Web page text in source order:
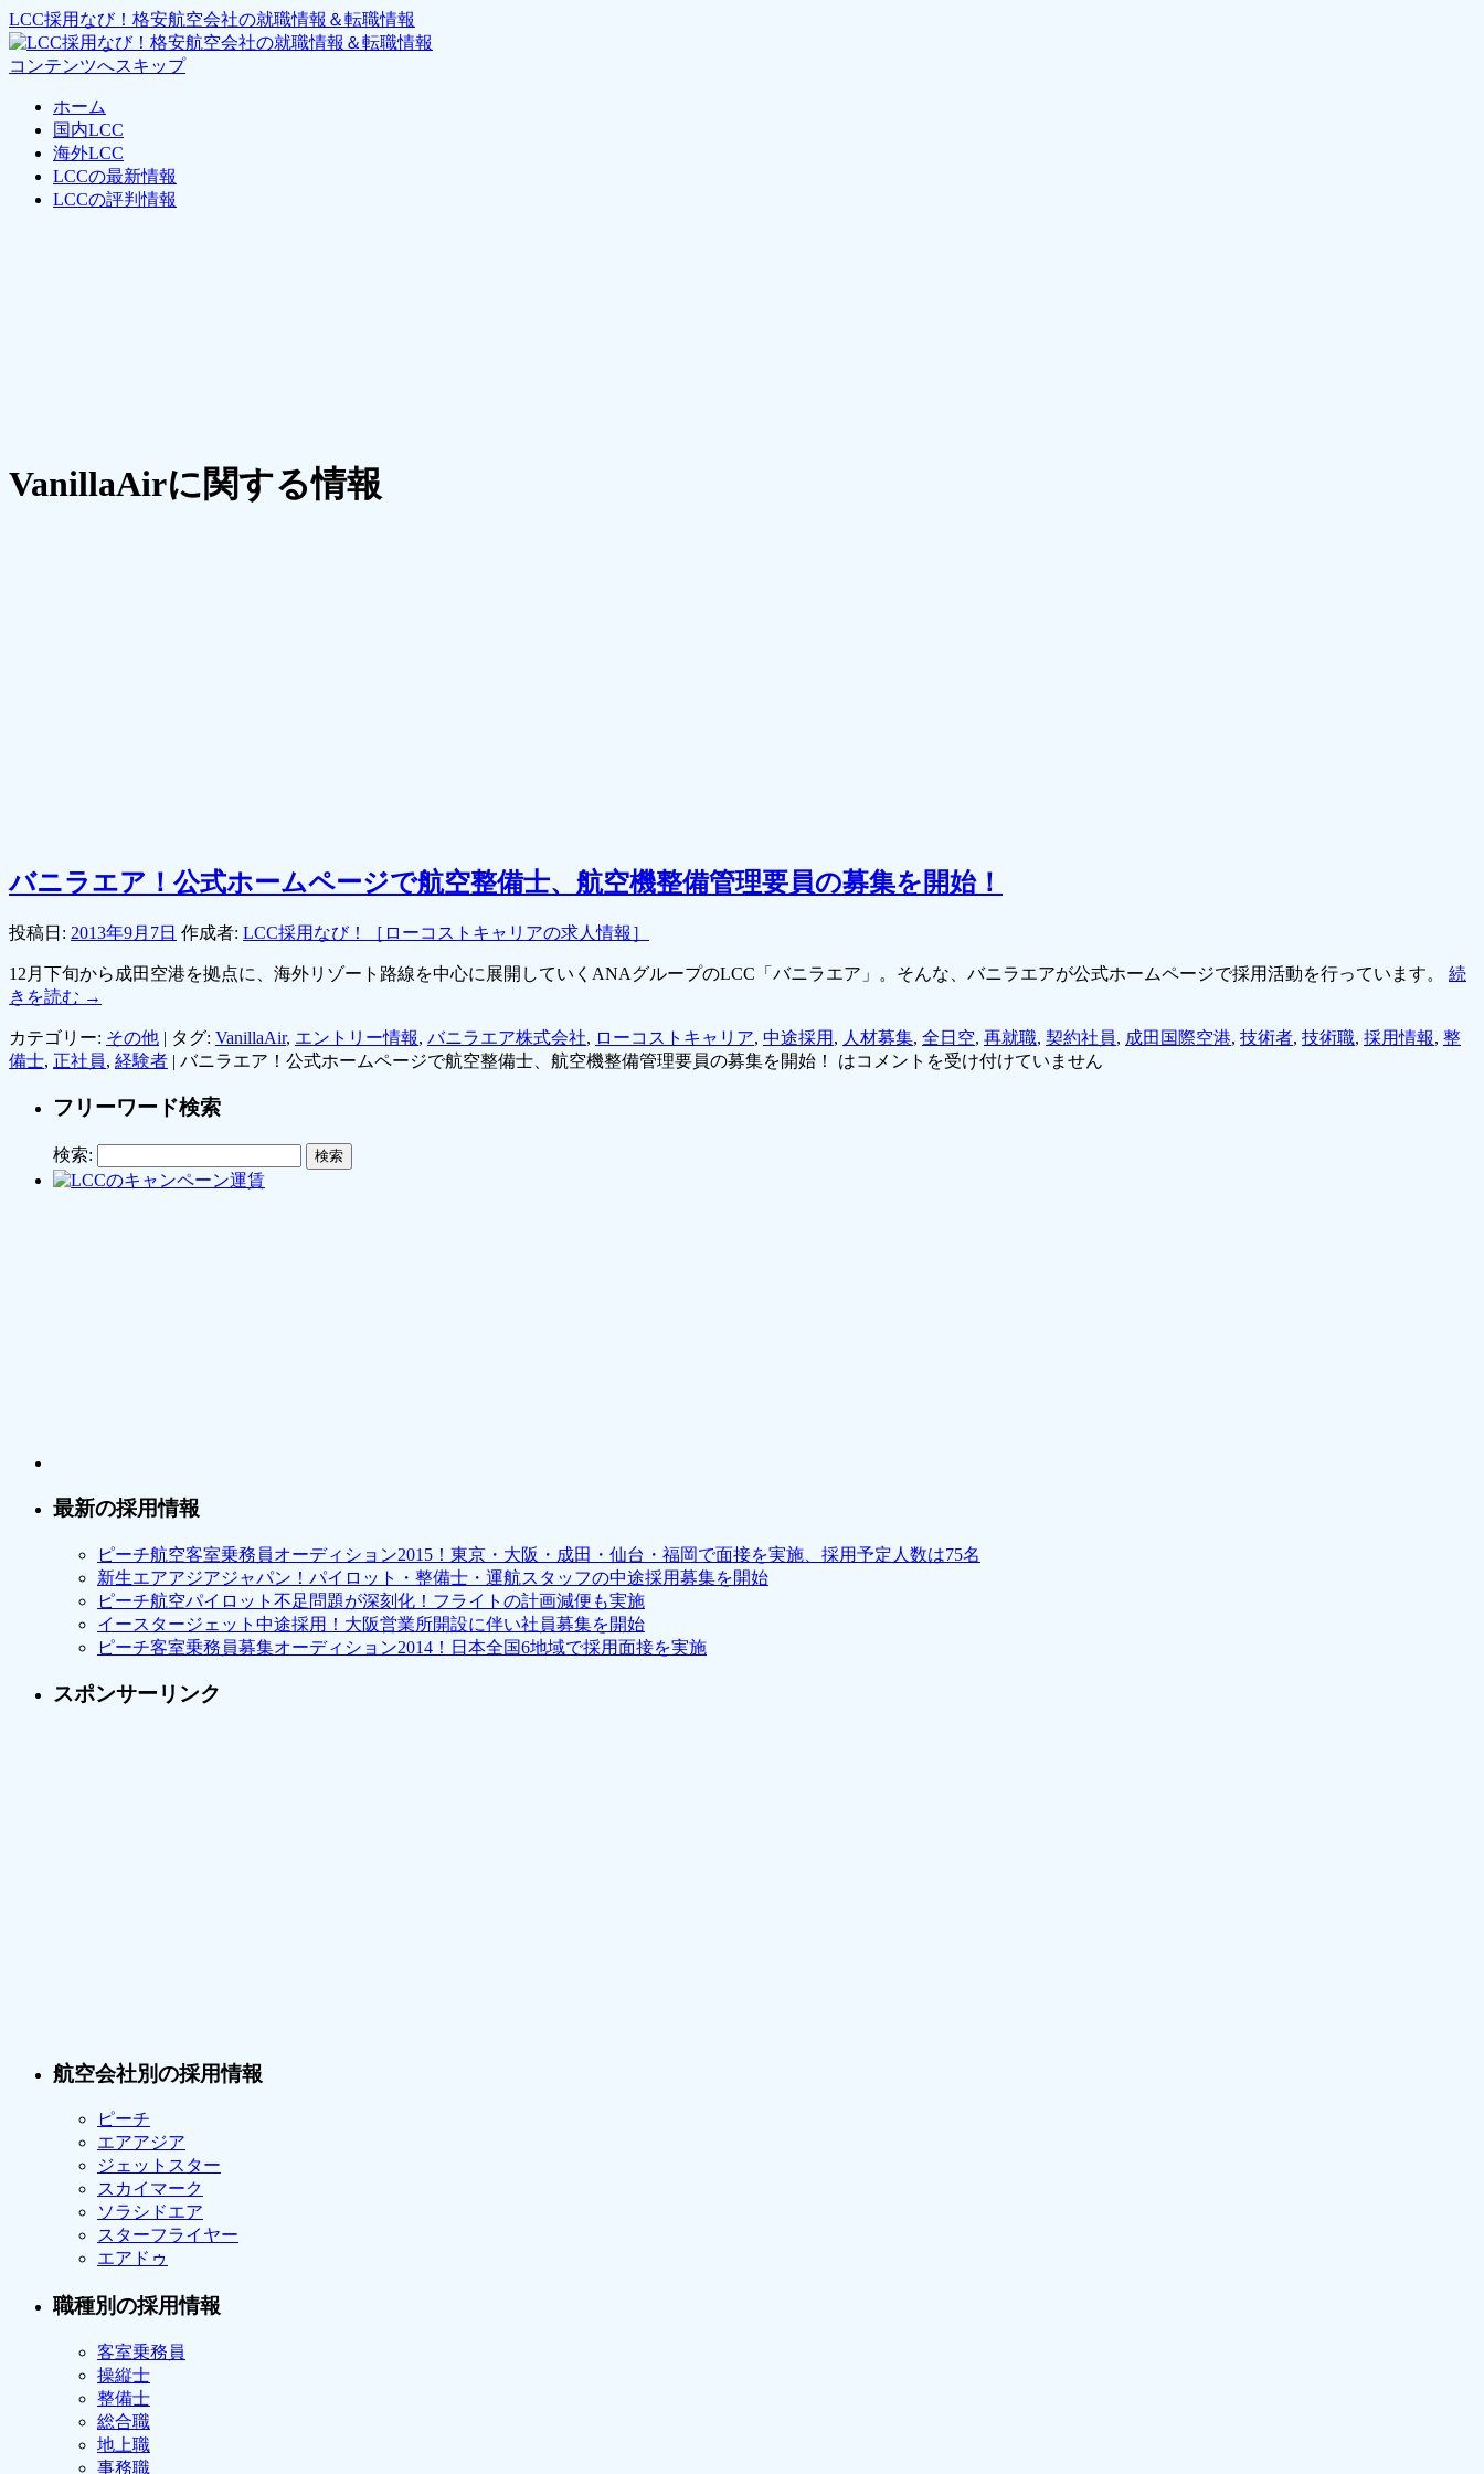
LCC採用なび！格安航空会社の就職情報＆転職情報
コンテンツへスキップ
ホーム
国内LCC
海外LCC
LCCの最新情報
LCCの評判情報
VanillaAirに関する情報
バニラエア！公式ホームページで航空整備士、航空機整備管理要員の募集を開始！
投稿日: 2013年9月7日 作成者: LCC採用なび！［ローコストキャリアの求人情報］
12月下旬から成田空港を拠点に、海外リゾート路線を中心に展開していくANAグループのLCC「バニラエア」。そんな、バニラエアが公式ホームページで採用活動を行っています。 続
きを読む →
カテゴリー: その他 | タグ: VanillaAir, エントリー情報, バニラエア株式会社, ローコストキャリア, 中途採用 , 人材募集, 全日空, 再就職, 契約社員, 成田国際空港, 技術者, 技術職, 採用情報, 整
備士, 正社員, 経験者 | バニラエア！公式ホームページで航空整備士、航空機整備管理要員の募集を開始！ はコメントを受け付けていません
フリーワード検索
検索:
最新の採用情報
ピーチ航空客室乗務員オーディション2015！東京・大阪・成田・仙台・福岡で面接を実施、採用予定人数は75名
新生エアアジアジャパン！パイロット・整備士・運航スタッフの中途採用募集を開始
ピーチ航空パイロット不足問題が深刻化！フライトの計画減便も実施
イースタージェット中途採用！大阪営業所開設に伴い社員募集を開始
ピーチ客室乗務員募集オーディション2014！日本全国6地域で採用面接を実施
スポンサーリンク
航空会社別の採用情報
ピーチ
エアアジア
ジェットスター
スカイマーク
ソラシドエア
スターフライヤー
エアドゥ
職種別の採用情報
客室乗務員
操縦士
整備士
総合職
地上職
事務職